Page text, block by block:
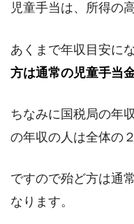
児童手当は、所得の
あくまで年収目安に
方は通常の児童手当
ちなみに国税局の年
の年収の人は全体の
ですので殆ど方は通
なります。